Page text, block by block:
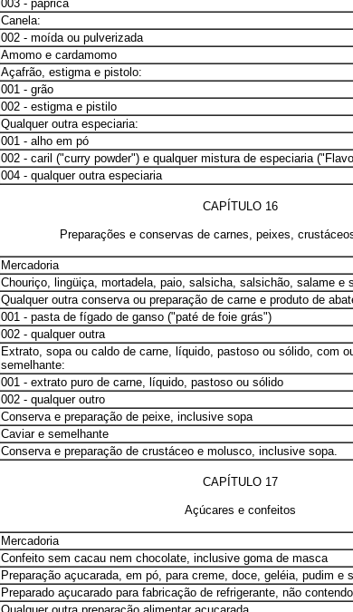
003 - páprica
Canela:
002 - moída ou pulverizada
Amomo e cardamomo
Açafrão, estigma e pistolo:
001 - grão
002 - estigma e pistilo
Qualquer outra especiaria:
001 - alho em pó
002 - caril ("curry powder") e qualquer mistura de especiaria
004 - qualquer outra especiaria
CAPÍTULO 16
Preparações e conservas de carnes, peixes,
Mercadoria
Chouriço, lingüiça, mortadela, paio, salsicha, salsichão, salame e
Qualquer outra conserva ou preparação de carne e produto de
001 - pasta de fígado de ganso ("paté de foie grás")
002 - qualquer outra
Extrato, sopa ou caldo de carne, líquido, pastoso ou sólido, com
semelhante:
001 - extrato puro de carne, líquido, pastoso ou sólido
002 - qualquer outro
Conserva e preparação de peixe, inclusive sopa
Caviar e semelhante
Conserva e preparação de crustáceo e molusco, inclusive sopa.
CAPÍTULO 17
Açúcares e confeitos
Mercadoria
Confeito sem cacau nem chocolate, inclusive goma de masca
Preparação açucarada, em pó, para creme, doce, geléia, pudim e
Preparado açucarado para fabricação de refrigerante, não